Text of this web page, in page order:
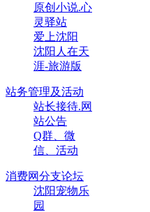
原创小说.心
灵驿站
爱上沈阳
沈阳人在天
涯-旅游版
站务管理及活动
站长接待.网
站公告
Q群、微
信、活动
消费网分支论坛
沈阳宠物乐
园